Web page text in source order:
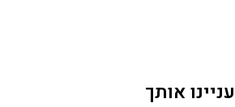
אותך